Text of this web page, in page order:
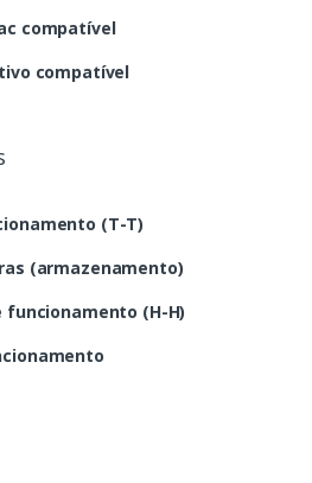
compatível
compatível
(T-T)
(armazenamento)
funcionamento (H-H)